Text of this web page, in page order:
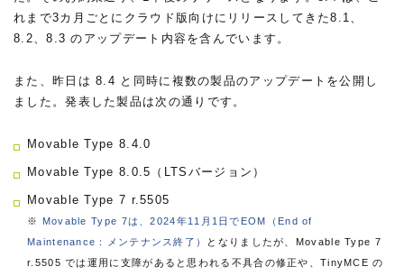
れまで3カ月ごとにクラウド版向けにリリースしてきた8.1、
8.2、8.3 のアップデート内容を含んでいます。
また、昨日は 8.4 と同時に複数の製品のアップデートを公開し
ました。発表した製品は次の通りです。
Movable Type 8.4.0
Movable Type 8.0.5（LTSバージョン）
Movable Type 7 r.5505
※
Movable Type 7は、2024年11月1日でEOM（End of
Maintenance：メンテナンス終了）
となりましたが、Movable Type 7
r.5505 では運用に支障があると思われる不具合の修正や、TinyMCE の